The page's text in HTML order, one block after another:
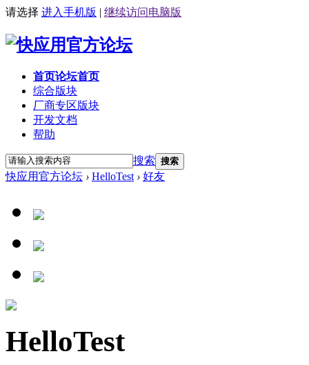
请选择 进入手机版 | 继续访问电脑版
首页论坛首页
综合版块
厂商专区版块
开发文档
帮助
搜索 搜索
快应用官方论坛 › HelloTest › 好友
HelloTest